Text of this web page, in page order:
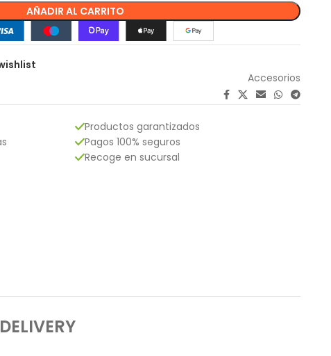
AÑADIR AL CARRITO
Accesorios
Productos garantizados
Pagos 100% seguros
Recoge en sucursal